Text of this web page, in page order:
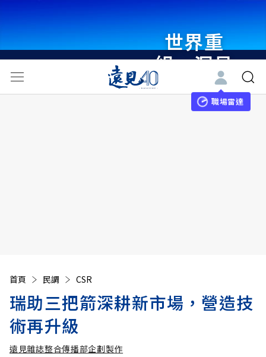
世界重
組・洞見
未來 與
世界領袖
職場雷達
首頁 民調 CSR
瑞助三把箭深耕新市場，營造技
術再升級
遠見雜誌整合傳播部企劃製作